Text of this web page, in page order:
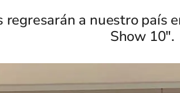
regresarán a nuestro país
Show 10".